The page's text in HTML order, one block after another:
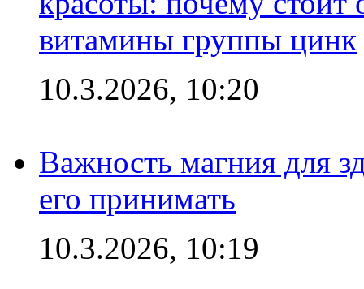
витамины группы цинк
10.3.2026, 10:20
Важность магния для
его принимать
10.3.2026, 10:19